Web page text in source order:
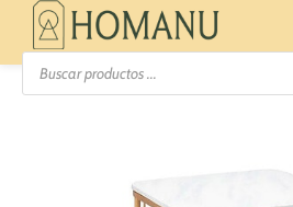
Búsqueda
productos